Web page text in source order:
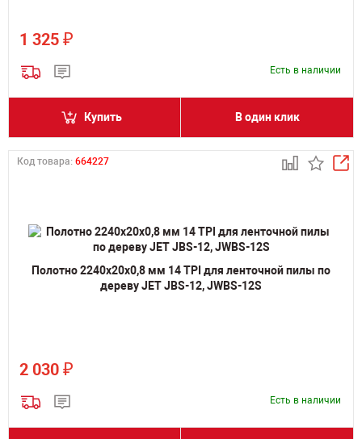
1 325 ₽
Есть в наличии
Купить В один клик
Код товара: 664227
Полотно 2240х20х0,8 мм 14 TPI для ленточной пилы по
дереву JET JBS-12, JWBS-12S
2 030 ₽
Есть в наличии